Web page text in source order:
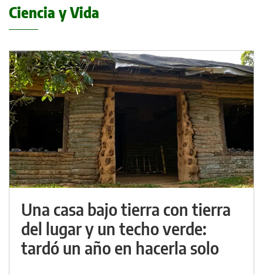
Ciencia y Vida
Una casa bajo tierra con tierra
del lugar y un techo verde:
tardó un año en hacerla solo